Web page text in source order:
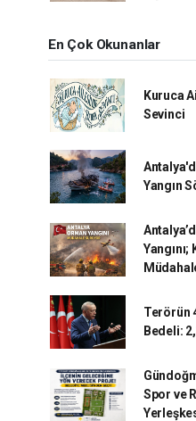
En Çok Okunanlar
Kuruca
Sevinci
Yangın
Terörün
Bedeli:
Spor ve